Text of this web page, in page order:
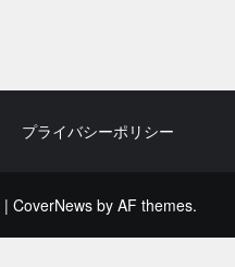
プライバシーポリシー
| CoverNews by AF themes.